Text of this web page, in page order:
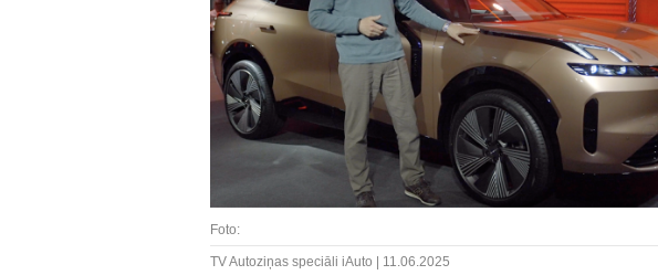
Foto:
TV Autoziņas speciāli iAuto | 11.06.2025